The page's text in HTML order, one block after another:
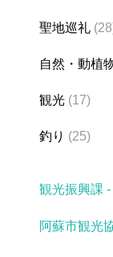
聖地巡礼
自然・動植
観光 (17)
釣り (25)
観光振興課
阿蘇市観光